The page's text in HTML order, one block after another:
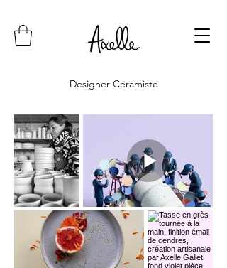
Designer Céramiste